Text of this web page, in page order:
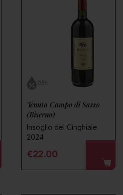
13.5%
Tenuta Campo di Sasso
(Biserno)
Insoglio del Cinghiale
2024
Regular price
€22.00